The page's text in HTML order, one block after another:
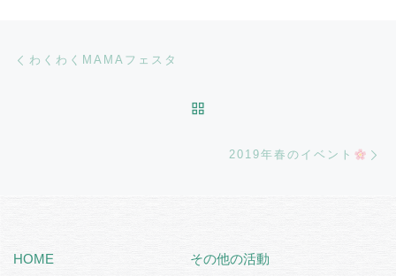
わくわくMAMAフェスタ
2019年春のイベント
HOME その他の活動